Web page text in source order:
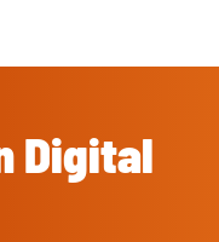
Digital